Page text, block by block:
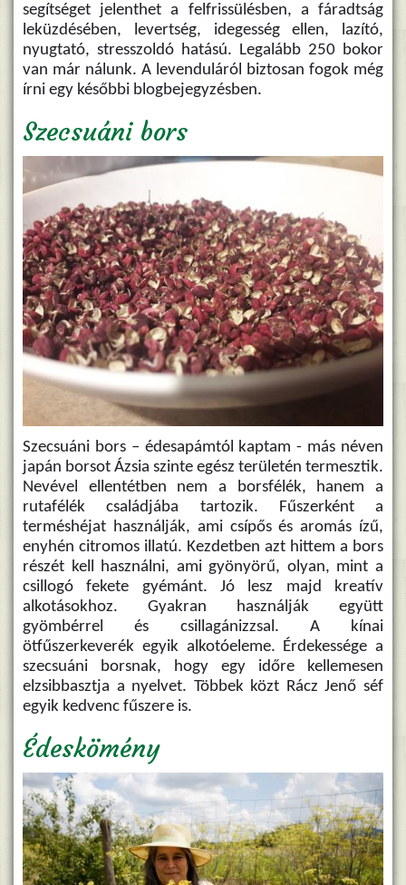
segítséget jelenthet a felfrissülésben, a fáradtság
leküzdésében, levertség, idegesség ellen, lazító,
nyugtató, stresszoldó hatású. Legalább 250 bokor
van már nálunk. A levenduláról biztosan fogok még
írni egy későbbi blogbejegyzésben.
Szecsuáni bors
Szecsuáni bors – édesapámtól kaptam - más néven
japán borsot Ázsia szinte egész területén termesztik.
Nevével ellentétben nem a borsfélék, hanem a
rutafélék családjába tartozik. Fűszerként a
terméshéjat használják, ami csípős és aromás ízű,
enyhén citromos illatú. Kezdetben azt hittem a bors
részét kell használni, ami gyönyörű, olyan, mint a
csillogó fekete gyémánt. Jó lesz majd kreatív
alkotásokhoz. Gyakran használják együtt
gyömbérrel és csillagánizzsal. A kínai
ötfűszerkeverék egyik alkotóeleme. Érdekessége a
szecsuáni borsnak, hogy egy időre kellemesen
elzsibbasztja a nyelvet. Többek közt Rácz Jenő séf
egyik kedvenc fűszere is.
Édeskömény